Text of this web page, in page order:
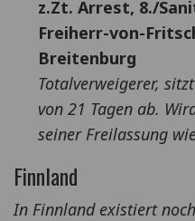
z.Zt. Arrest, 8./
Freiherr-von-
Breitenburg
Totalverweigerer,
von 21 Tagen ab.
seiner Freilassung
Finnland
In Finnland existiert